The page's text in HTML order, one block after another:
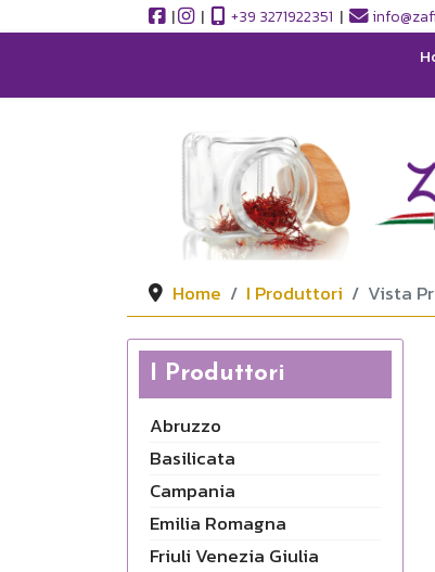
| | +39 3271922351 |
Home I Produttori Vista
I Produttori
Abruzzo
Basilicata
Campania
Emilia Romagna
Friuli Venezia Giulia